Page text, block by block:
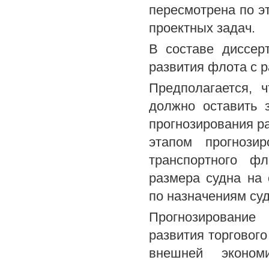
пересмотрена по
проектных задач.
В составе
развития флота с
Предполагается,
должно оставить
прогнозирования
этапом
транспортного
размера судна на
по назначениям
развития
внешней